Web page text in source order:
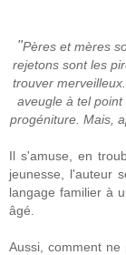
"Pères et mères
rejetons sont les
trouver
aveugle à tel
progéniture. Mais,
Il s'amuse, en
jeunesse, l'auteur
langage familier à
âgé.
Aussi, comment